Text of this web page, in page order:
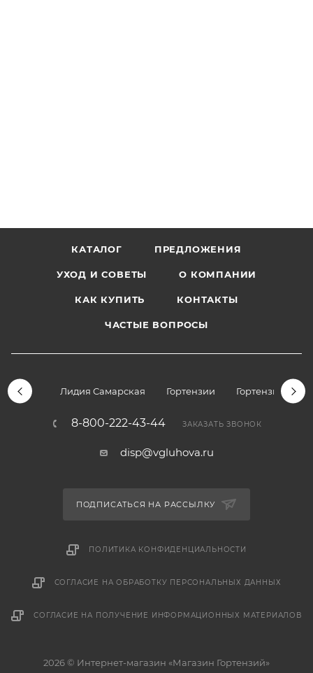
КАТАЛОГ ПРЕДЛОЖЕНИЯ
УХОД И СОВЕТЫ О КОМПАНИИ
КАК КУПИТЬ КОНТАКТЫ
ЧАСТЫЕ ВОПРОСЫ
Лидия Самарская Гортензии Гортензии
8-800-222-43-44 ЗАКАЗАТЬ ЗВОНОК
disp@vgluhova.ru
ПОДПИСАТЬСЯ НА РАССЫЛКУ
ПОЛИТИКА КОНФИДЕНЦИАЛЬНОСТИ
СОГЛАСИЕ НА ОБРАБОТКУ ПЕРСОНАЛЬНЫХ ДАННЫХ
СОГЛАСИЕ НА ПОЛУЧЕНИЕ ИНФОРМАЦИОННЫХ МАТЕРИАЛОВ
2026 © Интернет-магазин «Магазин Гортензий»